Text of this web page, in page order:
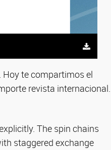
Hoy te compartimos el
revista internacional.
The spin chains
staggered exchange